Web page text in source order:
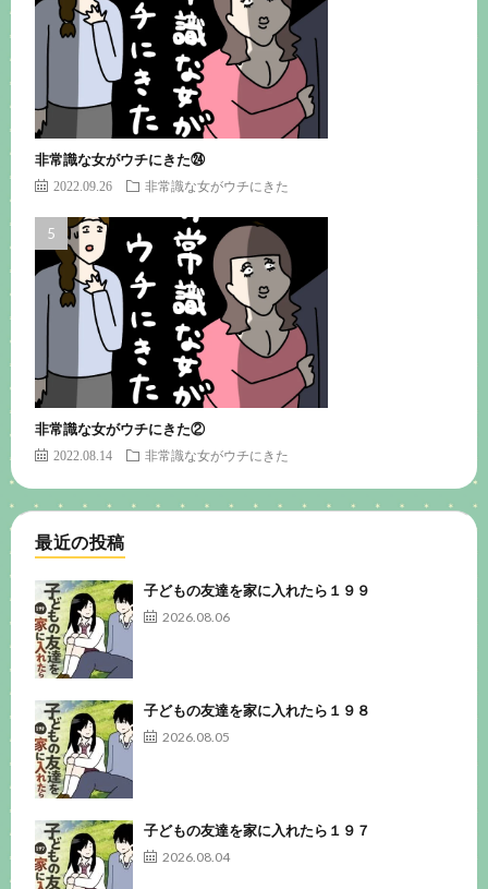
非常識な女がウチにきた㉔
2022.09.26 非常識な女がウチにきた
非常識な女がウチにきた②
2022.08.14 非常識な女がウチにきた
最近の投稿
子どもの友達を家に入れたら１９９
2026.08.06
子どもの友達を家に入れたら１９８
2026.08.05
子どもの友達を家に入れたら１９７
2026.08.04